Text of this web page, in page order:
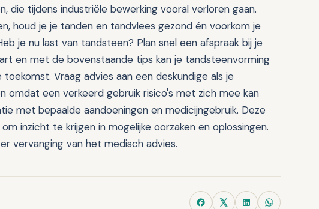
die tijdens industriële bewerking vooral verloren gaan.
houd je je tanden en tandvlees gezond én voorkom je
je nu last van tandsteen? Plan snel een afspraak bij je
en met de bovenstaande tips kan je tandsteenvorming
Vraag advies aan een deskundige als je
omdat een verkeerd gebruik risico's met zich mee kan
met bepaalde aandoeningen en medicijngebruik. Deze
inzicht te krijgen in mogelijke oorzaken en oplossingen.
vervanging van het medisch advies.